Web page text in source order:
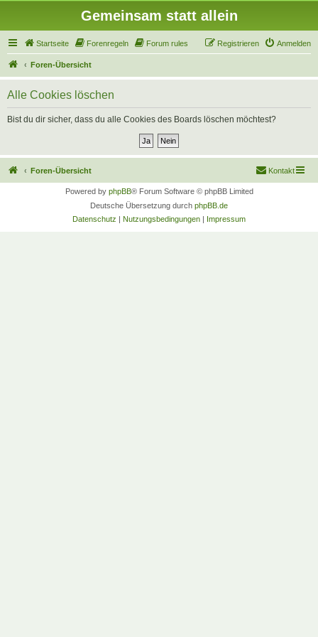
Gemeinsam statt allein
Startseite Forenregeln Forum rules Anmelden
Registrieren
Foren-Übersicht
Alle Cookies löschen
Bist du dir sicher, dass du alle Cookies des Boards löschen möchtest?
Foren-Übersicht Kontakt
Powered by phpBB® Forum Software © phpBB Limited
Deutsche Übersetzung durch phpBB.de
Datenschutz | Nutzungsbedingungen | Impressum